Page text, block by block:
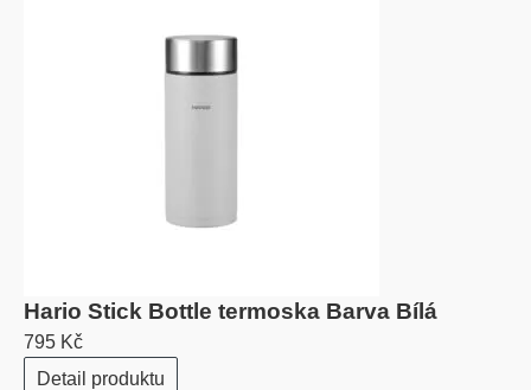
Hario Stick Bottle termoska Barva Bílá
795 Kč
Detail produktu